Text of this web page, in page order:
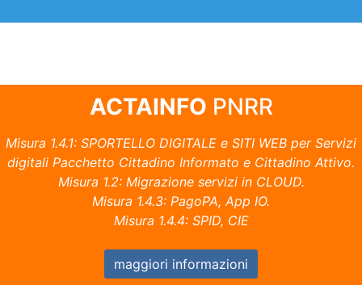
ACTAINFO PNRR
Misura 1.4.1: SPORTELLO DIGITALE e SITI WEB per Servizi
digitali Pacchetto Cittadino Informato e Cittadino Attivo.
Misura 1.2: Migrazione servizi in CLOUD.
Misura 1.4.3: PagoPA, App IO.
Misura 1.4.4: SPID, CIE
maggiori informazioni